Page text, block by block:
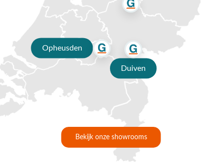
Opheusden
Duiven
Bekijk onze showrooms